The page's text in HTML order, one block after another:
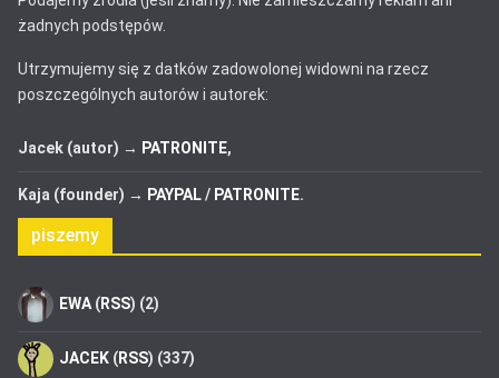
żadnych podstępów.
Utrzymujemy się z datków zadowolonej widowni na rzecz
poszczególnych autorów i autorek:
Jacek (autor) → PATRONITE,
Kaja (founder) → PAYPAL/ PATRONITE.
piszemy
EWA (RSS) (2)
JACEK (RSS) (337)